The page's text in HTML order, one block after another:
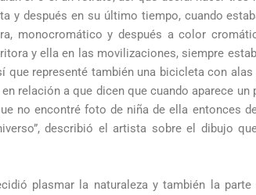
y después en su último tiempo, cuando
monocromático y después a color
y ella en las movilizaciones, siempre
que representé también una bicicleta con
relación a que dicen que cuando aparece
no encontré foto de niña de ella entonces
describió el artista sobre el dibujo
plasmar la naturaleza y también la